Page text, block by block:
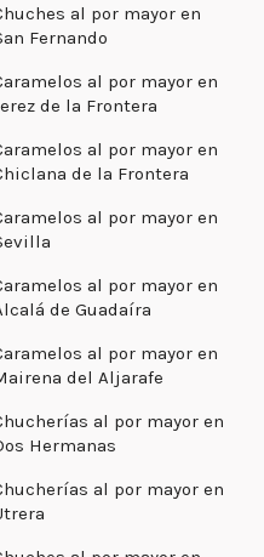
al por mayor en
Fernando
al por mayor en
de la Frontera
al por mayor en
de la Frontera
al por mayor en
al por mayor en
de Guadaíra
al por mayor en
del Aljarafe
al por mayor en
Hermanas
al por mayor en